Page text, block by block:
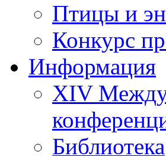
Птицы и
Конкурс
Информация
XIV
Библиотека